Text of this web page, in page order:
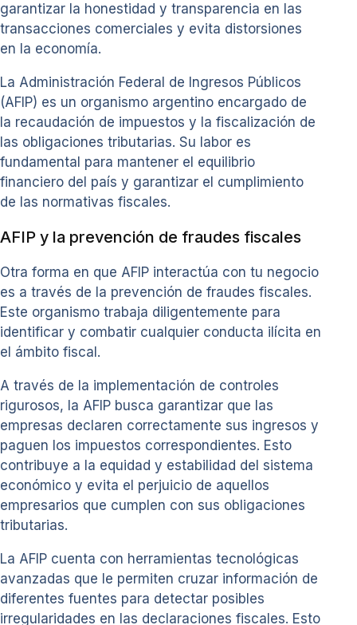
garantizar la honestidad y transparencia en las
transacciones comerciales y evita distorsiones
en la economía.
La Administración Federal de Ingresos Públicos
(AFIP) es un organismo argentino encargado de
la recaudación de impuestos y la fiscalización de
las obligaciones tributarias. Su labor es
fundamental para mantener el equilibrio
financiero del país y garantizar el cumplimiento
de las normativas fiscales.
AFIP y la prevención de fraudes fiscales
Otra forma en que AFIP interactúa con tu negocio
es a través de la prevención de fraudes fiscales.
Este organismo trabaja diligentemente para
identificar y combatir cualquier conducta ilícita en
el ámbito fiscal.
A través de la implementación de controles
rigurosos, la AFIP busca garantizar que las
empresas declaren correctamente sus ingresos y
paguen los impuestos correspondientes. Esto
contribuye a la equidad y estabilidad del sistema
económico y evita el perjuicio de aquellos
empresarios que cumplen con sus obligaciones
tributarias.
La AFIP cuenta con herramientas tecnológicas
avanzadas que le permiten cruzar información de
diferentes fuentes para detectar posibles
irregularidades en las declaraciones fiscales. Esto